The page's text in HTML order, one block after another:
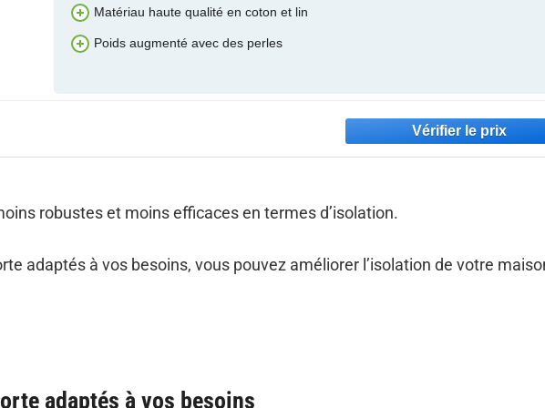
Matériau haute qualité en coton et lin
Poids augmenté avec des perles
robustes et moins efficaces en termes d’isolation.
adaptés à vos besoins, vous pouvez améliorer l’isolation de votre
adaptés à vos besoins